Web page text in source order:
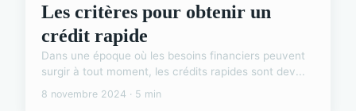
Les critères pour obtenir un
crédit rapide
Dans une époque où les besoins financiers peuvent
surgir à tout moment, les crédits rapides sont dev...
8 novembre 2024 · 5 min